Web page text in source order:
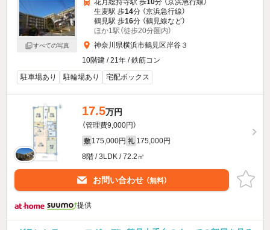
すべての写真
生麦駅 歩14分 （京浜急行線）
鶴見駅 歩16分 （鶴見線など）
ほか1駅（徒歩20分圏内）
神奈川県横浜市鶴見区岸谷３
10階建 / 21年 / 鉄筋コン
駐車場あり
駐輪場あり 宅配ボックス
17.5万円
（管理費9,000円）
敷 175,000円 礼 175,000円
8階 / 3LDK / 72.2㎡
お問い合わせ （無料）
提供